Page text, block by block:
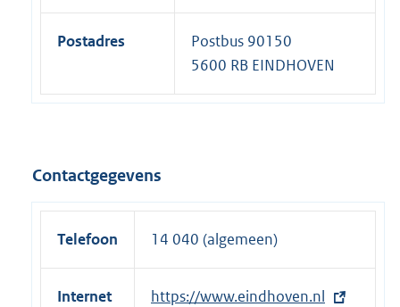
Postadres
Postbus 90150
5600 RB EINDHOVEN
Contactgegevens
Telefoon 14 040 (algemeen)
Internet
E
https://www.eindhoven.nl